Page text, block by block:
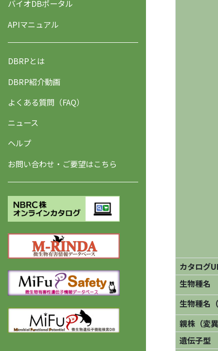
バイオDBポータル
APIマニュアル
DBRPとは
DBRP紹介動画
よくある質問（FAQ）
ニュース
ヘルプ
お問い合わせ・ご要望はこちら
カタログ
生物種名
生物種名
親株（変
遺伝子型